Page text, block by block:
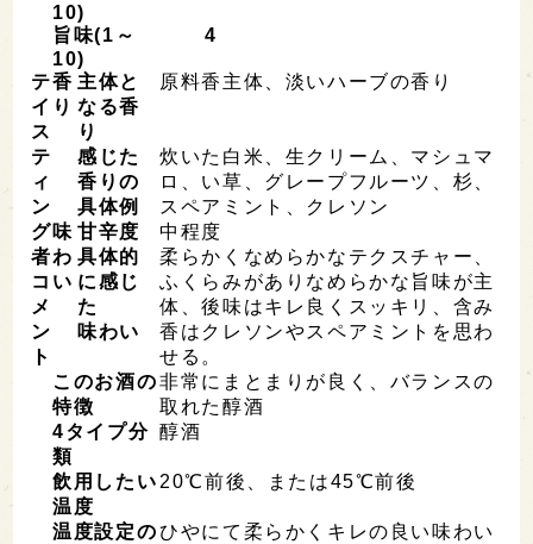
10)
旨味(1～
10)
4
テ
イ
ス
テ
ィ
ン
グ
者
コ
メ
ン
ト
香
り
主体と
なる香
り
原料香主体、淡いハーブの香り
感じた
香りの
具体例
炊いた白米、生クリーム、マシュマ
ロ、い草、グレープフルーツ、杉、
スペアミント、クレソン
味
わ
い
甘辛度
中程度
具体的
に感じ
た
味わい
柔らかくなめらかなテクスチャー、
ふくらみがありなめらかな旨味が主
体、後味はキレ良くスッキリ、含み
香はクレソンやスペアミントを思わ
せる。
このお酒の
特徴
非常にまとまりが良く、バランスの
取れた醇酒
4タイプ分
類
醇酒
飲用したい
温度
20℃前後、または45℃前後
温度設定のひやにて柔らかくキレの良い味わい